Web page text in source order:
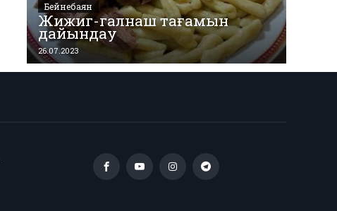
Бейнебаян
Жижиг-галнаш тағамын
дайындау
26.07.2023